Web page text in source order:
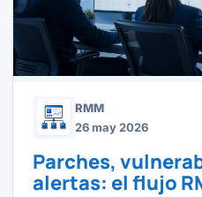
RMM
26 may 2026
Parches,
alertas: el flujo